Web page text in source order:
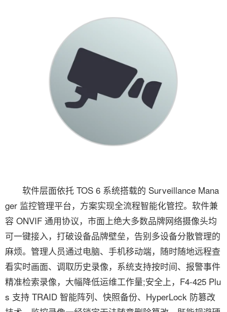
软件层面依托 TOS 6 系统搭载的 Surveillance Mana
ger 监控管理平台，方案实现全流程智能化管控。软件兼
容 ONVIF 通用协议，市面上绝大多数品牌网络摄像头均
可一键接入，打破设备品牌壁垒，告别多设备分散管理的
麻烦。管理人员通过电脑、手机移动端，随时随地远程查
看实时画面、调取历史录像，系统支持按时间、报警事件
精准检索录像，大幅降低运维工作量;安全上，F4-425 Plu
s 支持 TRAID 智能阵列、快照备份、HyperLock 防篡改